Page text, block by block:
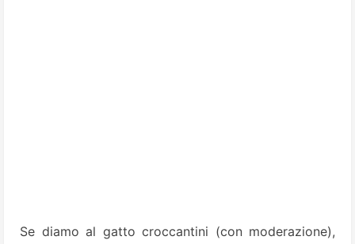
Se diamo al gatto croccantini (con moderazione),